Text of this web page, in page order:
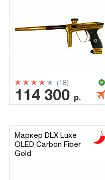
(18)
114 300 р.
Маркер DLX Luxe
OLED Carbon Fiber
Gold